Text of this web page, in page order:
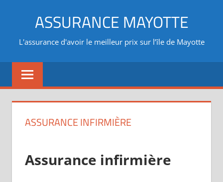
ASSURANCE MAYOTTE
L'assurance d'avoir le meilleur prix sur l’île de Mayotte
ASSURANCE INFIRMIÈRE
Assurance infirmière